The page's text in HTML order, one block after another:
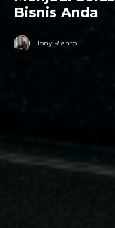
Bisnis Anda
Tony Rianto